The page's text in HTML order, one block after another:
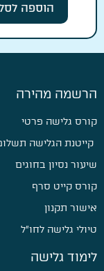
הוספה
הרשמה מהירה
קורס גלישה פרטי
קייטנת הגלישה
שיעור נסיון בחוגים
קורס קייט סרף
אישור תקנון
טיולי גלישה לחו״ל
לימוד גלישה